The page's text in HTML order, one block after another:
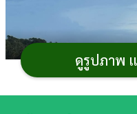
ดูรูปภาพ
บันเทิง
ดู